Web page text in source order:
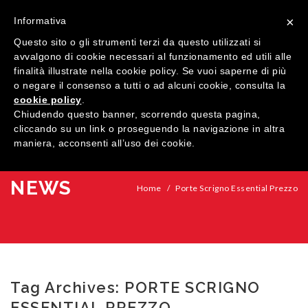
MENU
HOME
AZIENDA
Legno
Porte
ARREDI SU MISURA
NEWS Home / Porte Scrigno Essential Prezzo
Tag Archives: PORTE SCRIGNO
×
Informativa
Questo sito o gli strumenti terzi da questo utilizzati si
avvalgono di cookie necessari al funzionamento ed utili alle
finalità illustrate nella cookie policy. Se vuoi saperne di più
o negare il consenso a tutti o ad alcuni cookie, consulta la
cookie policy
Chiudendo questo banner, scorrendo questa pagina,
cliccando su un link o proseguendo la navigazione in altra
maniera, acconsenti all’uso dei cookie.